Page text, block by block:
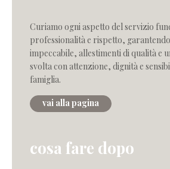
Curiamo ogni aspetto del servizio
professionalità e rispetto,
impeccabile, allestimenti di qualità e
svolta con attenzione, dignità e
famiglia.
vai alla pagina
cosa fare dopo